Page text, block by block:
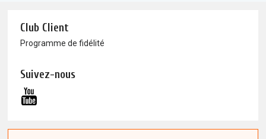
Club Client
Programme de fidélité
Suivez-nous